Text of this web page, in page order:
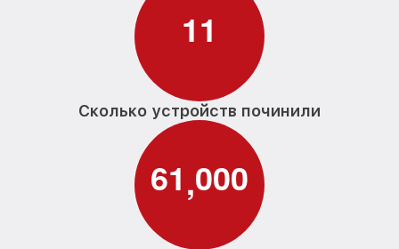
11
Сколько устройств починили
61,000